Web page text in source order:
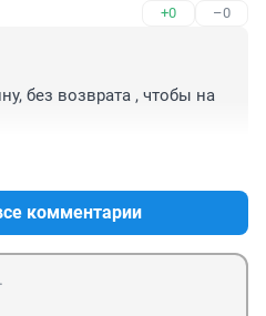
+0 –0
без возврата , чтобы на
комментарии